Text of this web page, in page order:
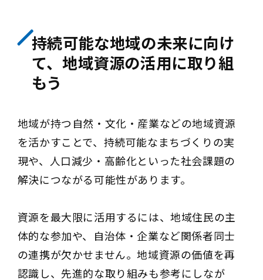
持続可能な地域の未来に向け
て、地域資源の活用に取り組
もう
地域が持つ自然・文化・産業などの地域資源
を活かすことで、持続可能なまちづくりの実
現や、人口減少・高齢化といった社会課題の
解決につながる可能性があります。
資源を最大限に活用するには、地域住民の主
体的な参加や、自治体・企業など関係者同士
の連携が欠かせません。地域資源の価値を再
認識し、先進的な取り組みも参考にしなが